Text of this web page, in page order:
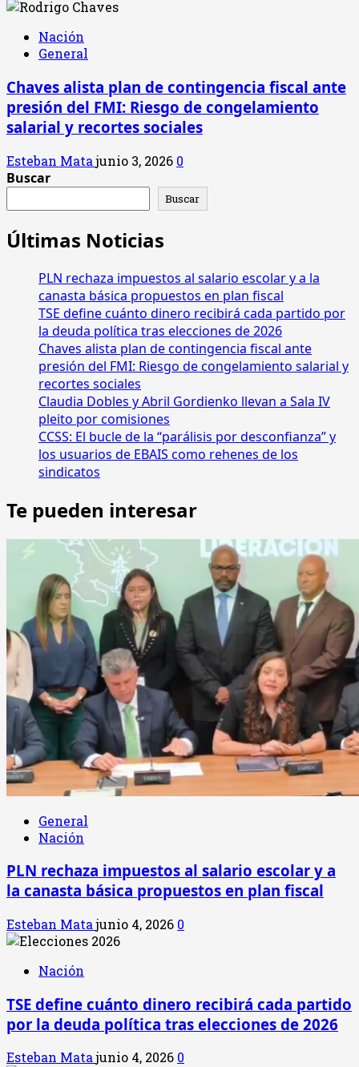
Nación
General
Chaves alista plan de contingencia fiscal ante
presión del FMI: Riesgo de congelamiento
salarial y recortes sociales
Esteban Matajunio 3, 2026 0
Buscar
Buscar
Últimas Noticias
PLN rechaza impuestos al salario escolar y a la
canasta básica propuestos en plan fiscal
TSE define cuánto dinero recibirá cada partido por
la deuda política tras elecciones de 2026
Chaves alista plan de contingencia fiscal ante
presión del FMI: Riesgo de congelamiento salarial y
recortes sociales
Claudia Dobles y Abril Gordienko llevan a Sala IV
pleito por comisiones
CCSS: El bucle de la “parálisis por desconfianza” y
los usuarios de EBAIS como rehenes de los
sindicatos
Te pueden interesar
General
Nación
PLN rechaza impuestos al salario escolar y a
la canasta básica propuestos en plan fiscal
Esteban Matajunio 4, 2026 0
Nación
TSE define cuánto dinero recibirá cada partido
por la deuda política tras elecciones de 2026
Esteban Matajunio 4, 2026 0